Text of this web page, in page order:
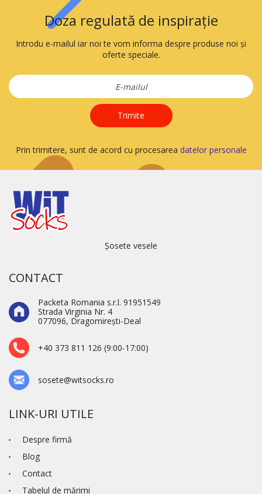
Doza regulată de inspirație
Introdu e-mailul iar noi te vom informa despre produse noi și
oferte speciale.
Trimite
Prin trimitere, sunt de acord cu procesarea datelor personale
Șosete vesele
CONTACT
Packeta Romania s.r.l. 91951549
Strada Virginia Nr. 4
077096, Dragomirești-Deal
+40 373 811 126 (9:00-17:00)
sosete@witsocks.ro
LINK-URI UTILE
Despre firmă
Blog
Contact
Tabelul de mărimi